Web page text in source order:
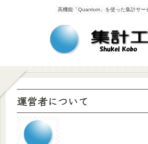
高機能「Quantum」を使った集計サー
運営者について